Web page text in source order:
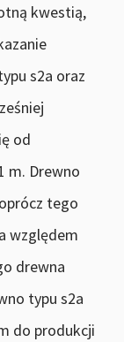
kwestią,
s2a oraz
od
m. Drewno
tego
względem
drewna
typu s2a
do produkcji